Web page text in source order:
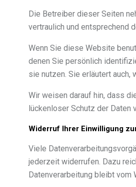
Die Betreiber dieser Seiten
vertraulich und entsprechend
Wenn Sie diese Website
denen Sie persönlich
sie nutzen. Sie erläutert
Wir weisen darauf hin, dass
lückenloser Schutz der Daten
Widerruf Ihrer Einwilligung
Viele
jederzeit widerrufen. Dazu
Datenverarbeitung bleibt vom